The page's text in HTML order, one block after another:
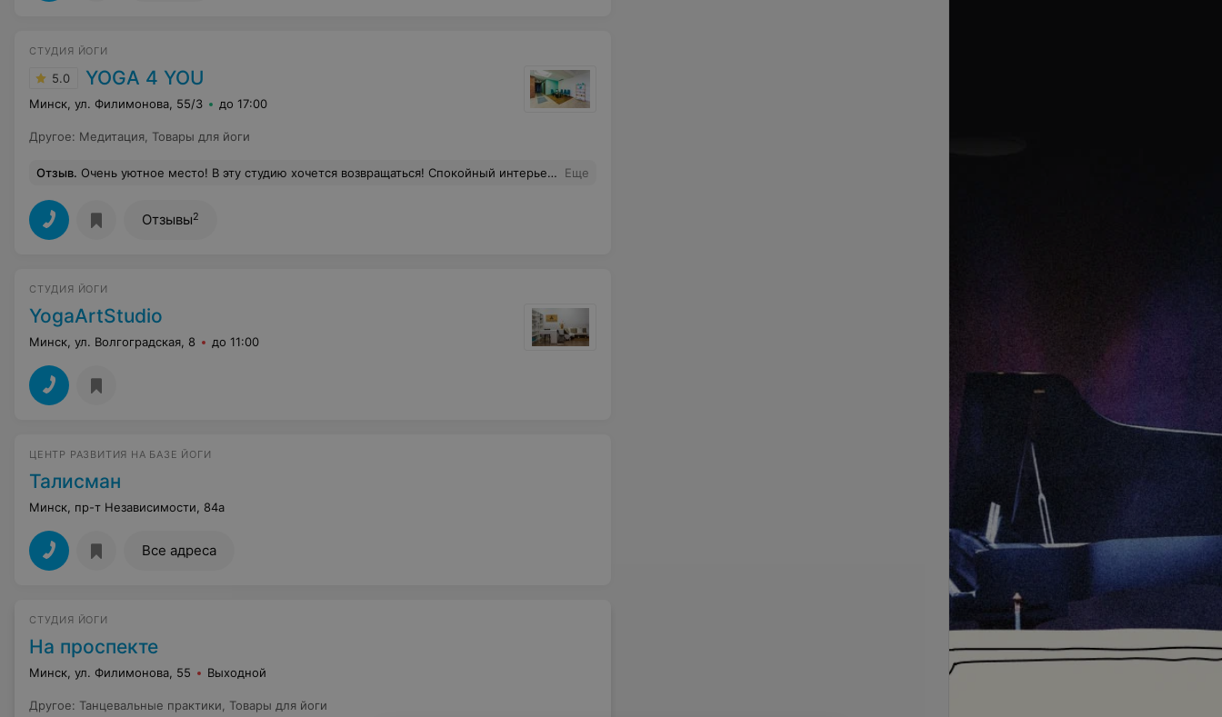
СТУДИЯ ЙОГИ
5.0 YOGA 4 YOU
Минск, ул. Филимонова, 55/3 до 17:00
Другое: Медитация Товары для йоги
Отзыв. Очень уютное место! В эту студию хочется возвращаться! Спокойный интерьер, всегда чисто, группы небольшие, для меня, как для новичка это важно! После занятия можно остаться на чай - все располагает к тому, чтобы расслабиться и уделить время себе! Еще
Отзывы2
CТУДИЯ ЙОГИ
YogaArtStudio
Минск, ул. Волгоградская, 8 до 11:00
ЦЕНТР РАЗВИТИЯ НА БАЗЕ ЙОГИ
Талисман
Минск, пр-т Независимости, 84а
Все адреса
СТУДИЯ ЙОГИ
На проспекте
Минск, ул. Филимонова, 55 Выходной
Другое: Танцевальные практики Товары для йоги